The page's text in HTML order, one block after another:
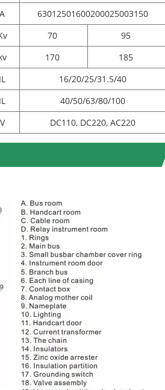
A
63012501600200025003150
70
95
170
185
IL
16/20/25/31.5/40
IL
40/50/63/80/100
V DC110, DC220, AC220